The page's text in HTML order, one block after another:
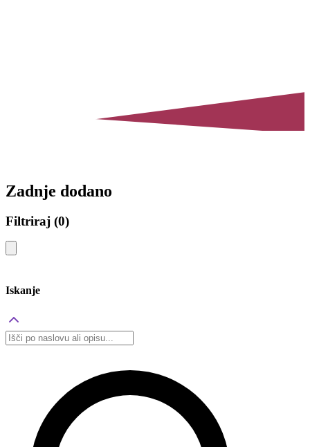
Zadnje dodano
Filtriraj (0)
Iskanje